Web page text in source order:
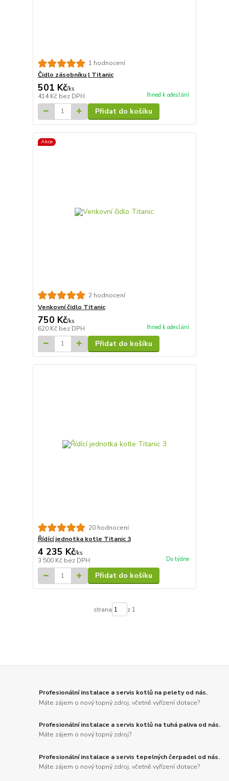
1 hodnocení
Čidlo zásobníku | Titanic
501 Kč/ks
414 Kč bez DPH Ihned k odeslání
Přidat do košíku
Akce
2 hodnocení
Venkovní čidlo Titanic
750 Kč/ks
620 Kč bez DPH Ihned k odeslání
Přidat do košíku
20 hodnocení
Řídící jednotka kotle Titanic 3
4 235 Kč/ks
3 500 Kč bez DPH Do týdne
Přidat do košíku
strana z 1
Profesionální instalace a servis kotlů na pelety od nás.
Máte zájem o nový topný zdroj, včetně vyřízení dotace?
Profesionální instalace a servis kotlů na tuhá paliva od nás.
Máte zájem o nový topný zdroj?
Profesionální instalace a servis tepelných čerpadel od nás.
Máte zájem o nový topný zdroj, včetně vyřízení dotace?